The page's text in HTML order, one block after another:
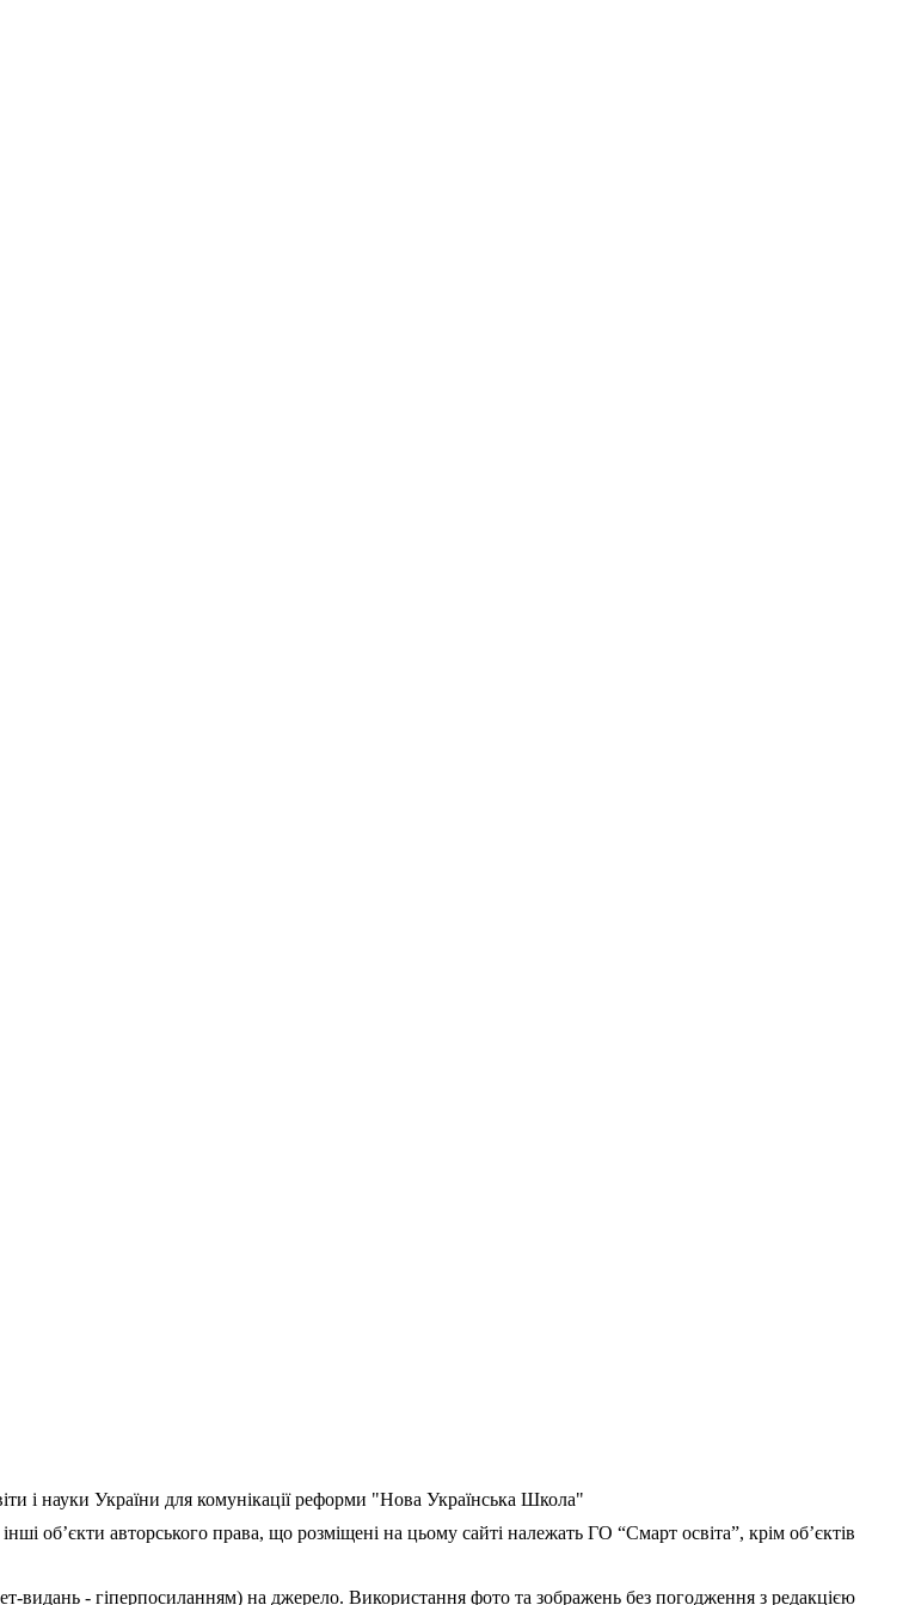
і науки України для комунікації реформи "Нова Українська Школа"
об’єкти авторського права, що розміщені на цьому сайті належать ГО “Смарт освіта”, крім об’єктів
видань - гіперпосиланням) на джерело. Використання фото та зображень без погодження з редакцією